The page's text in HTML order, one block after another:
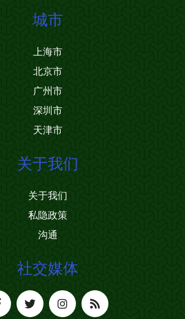
城市
上海市
北京市
广州市
深圳市
天津市
关于我们
关于我们
私隐政策
沟通
社交媒体